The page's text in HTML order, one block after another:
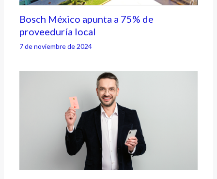
Bosch México apunta a 75% de
proveeduría local
7 de noviembre de 2024